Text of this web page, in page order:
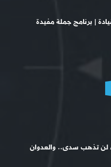
| برنامج جملة مفيدة
لن تذهب سدى.. والعدوان